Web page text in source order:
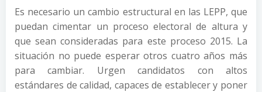
Es necesario un cambio estructural en las LEPP, que
puedan cimentar un proceso electoral de altura y
que sean consideradas para este proceso 2015. La
situación no puede esperar otros cuatro años más
para cambiar. Urgen candidatos con altos
estándares de calidad, capaces de establecer y poner